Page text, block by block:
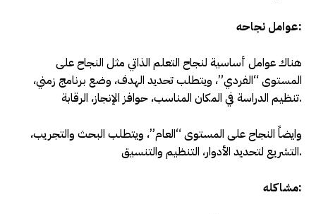
عوامل نجاحه:
هناك عوامل أساسية لنجاح التعلم الذاتي مثل النجاح على
المستوى “الفردي”، ويتطلب تحديد الهدف، وضع برنامج زمني،
تنظيم الدراسة في المكان المناسب، حوافز الإنجاز، الرقابة.
وايضاً النجاح على المستوى “العام”، ويتطلب البحث والتجريب،
التشريع لتحديد الأدوار، التنظيم والتنسيق.
مشاكله: